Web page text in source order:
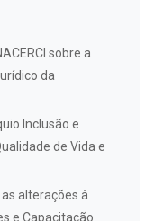
sobre a
da
Inclusão e
de Vida e
alterações à
e Capacitação